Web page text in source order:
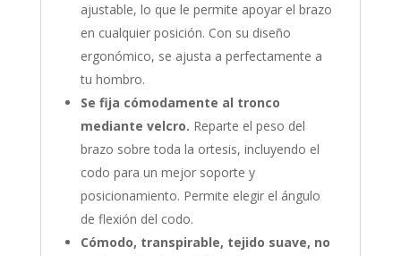
ajustable, lo que le permite apoyar el brazo
en cualquier posición. Con su diseño
ergonómico, se ajusta a perfectamente a
tu hombro.
Se fija cómodamente al tronco
mediante velcro. Reparte el peso del
brazo sobre toda la ortesis, incluyendo el
codo para un mejor soporte y
posicionamiento. Permite elegir el ángulo
de flexión del codo.
Cómodo, transpirable, tejido suave, no